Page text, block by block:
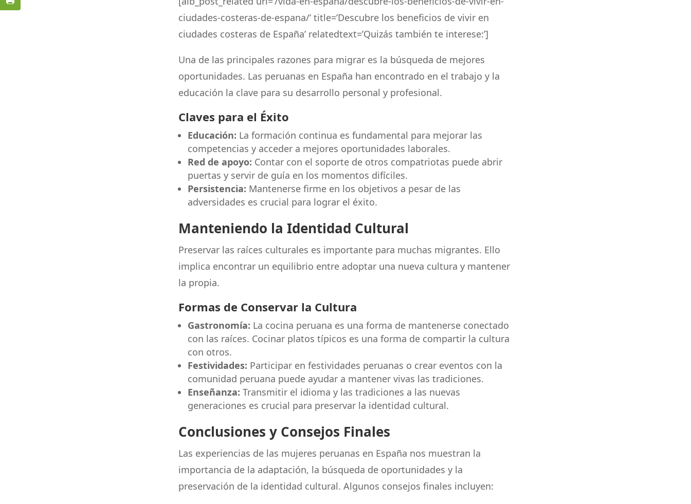
ciudades-costeras-de-espana/’ title=’Descubre los beneficios de vivir en
ciudades costeras de España’ relatedtext=’Quizás también te interese:’]
Una de las principales razones para migrar es la búsqueda de mejores
oportunidades. Las peruanas en España han encontrado en el trabajo y la
educación la clave para su desarrollo personal y profesional.
Claves para el Éxito
Educación: La formación continua es fundamental para mejorar las
competencias y acceder a mejores oportunidades laborales.
Red de apoyo: Contar con el soporte de otros compatriotas puede abrir
puertas y servir de guía en los momentos difíciles.
Persistencia: Mantenerse firme en los objetivos a pesar de las
adversidades es crucial para lograr el éxito.
Manteniendo la Identidad Cultural
Preservar las raíces culturales es importante para muchas migrantes. Ello
implica encontrar un equilibrio entre adoptar una nueva cultura y mantener
la propia.
Formas de Conservar la Cultura
Gastronomía: La cocina peruana es una forma de mantenerse conectado
con las raíces. Cocinar platos típicos es una forma de compartir la cultura
con otros.
Festividades: Participar en festividades peruanas o crear eventos con la
comunidad peruana puede ayudar a mantener vivas las tradiciones.
Enseñanza: Transmitir el idioma y las tradiciones a las nuevas
generaciones es crucial para preservar la identidad cultural.
Conclusiones y Consejos Finales
Las experiencias de las mujeres peruanas en España nos muestran la
importancia de la adaptación, la búsqueda de oportunidades y la
preservación de la identidad cultural. Algunos consejos finales incluyen: